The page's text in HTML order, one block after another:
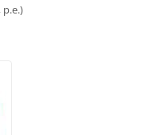
p.e.)